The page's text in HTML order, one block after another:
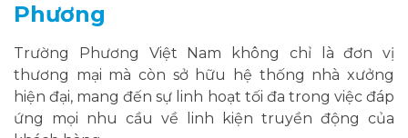
Phương
Trường Phương Việt Nam không chỉ là đơn vị
thương mại mà còn sở hữu hệ thống nhà xưởng
hiện đại, mang đến sự linh hoạt tối đa trong việc đáp
ứng mọi nhu cầu về linh kiện truyền động của